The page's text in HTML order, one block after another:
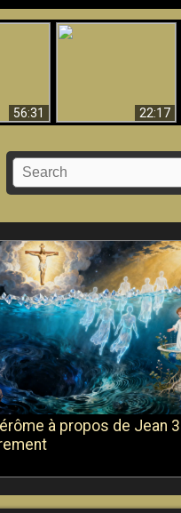
56:31 22:17
à propos de Jean